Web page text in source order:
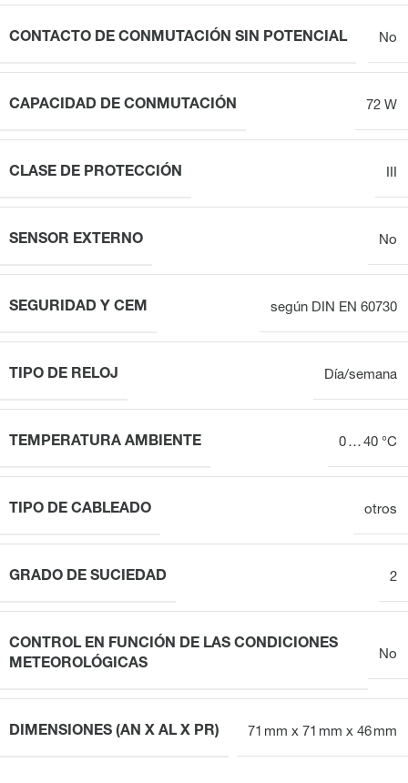
CONTACTO DE CONMUTACIÓN SIN POTENCIAL No
CAPACIDAD DE CONMUTACIÓN 72 W
CLASE DE PROTECCIÓN
SENSOR EXTERNO No
SEGURIDAD Y CEM según DIN EN 60730
TIPO DE RELOJ Día/semana
TEMPERATURA AMBIENTE 0 … 40 °C
TIPO DE CABLEADO otros
GRADO DE SUCIEDAD 2
CONTROL EN FUNCIÓN DE LAS CONDICIONES
METEOROLÓGICAS
No
DIMENSIONES (AN X AL X PR) 71 mm x 71 mm x 46 mm